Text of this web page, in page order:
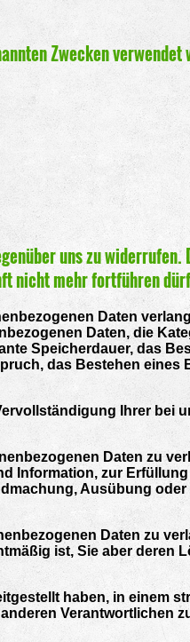
Zwecken verwendet
uns zu widerrufen.
nicht mehr fortführen
Daten
Daten, die
Speicherdauer, das
das Bestehen eines
Ihrer bei
Daten zu
Information, zur
Ausübung
Daten zu
ist, Sie aber deren
haben, in einem
Verantwortlichen